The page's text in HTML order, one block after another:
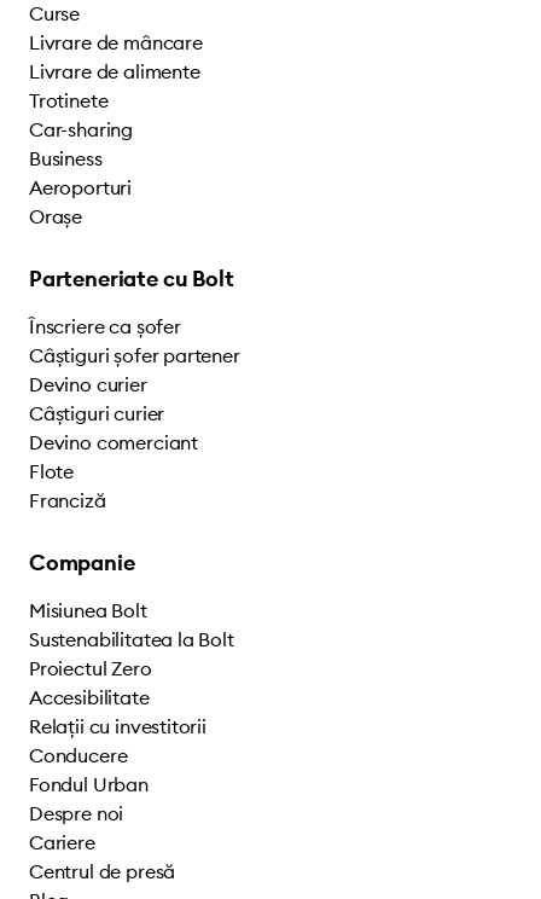
Curse
Livrare de mâncare
Livrare de alimente
Trotinete
Car-sharing
Business
Aeroporturi
Orașe
Parteneriate cu Bolt
Înscriere ca șofer
Câștiguri șofer partener
Devino curier
Câștiguri curier
Devino comerciant
Flote
Franciză
Companie
Misiunea Bolt
Sustenabilitatea la Bolt
Proiectul Zero
Accesibilitate
Relații cu investitorii
Conducere
Fondul Urban
Despre noi
Cariere
Centrul de presă